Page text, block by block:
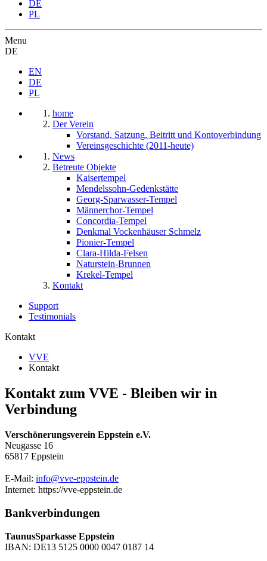
DE
PL
Menu
DE
EN
DE
PL
home
Der Verein
Vorstand, Satzung, Beitritt und Kontoverbindung
Vereinsgeschichte (2011-heute)
News
Betreute Objekte
Kaisertempel
Mendelssohn-Gedenkstätte
Georg-Sparwasser-Tempel
Männerchor-Tempel
Concordia-Tempel
Denkmal Vockenhäuser Schmelz
Pionier-Tempel
Clara-Hilda-Felsen
Naturstein-Brunnen
Krekel-Tempel
Kontakt
Support
Testimonials
Kontakt
VVE
Kontakt
Kontakt zum VVE - Bleiben wir in
Verbindung
Verschönerungsverein Eppstein e.V.
Neugasse 16
65817 Eppstein
E-Mail: info@vve-eppstein.de
Internet: https://vve-eppstein.de
Bankverbindungen
TaunusSparkasse Eppstein
IBAN: DE13 5125 0000 0047 0187 14